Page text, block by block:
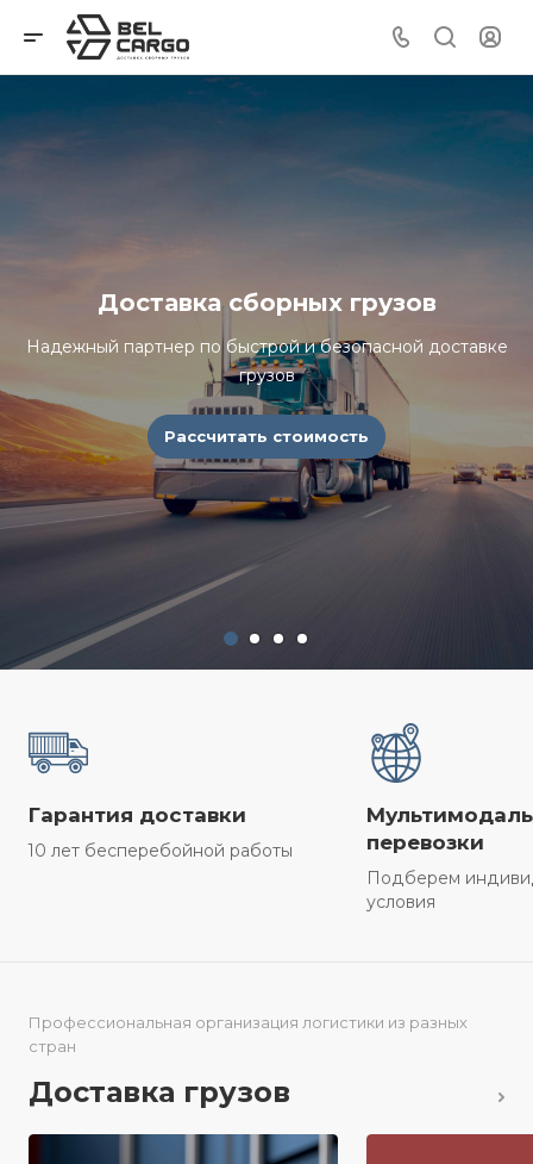
Доставка сборных грузов
Надежный партнер по быстрой и безопасной доставке
грузов
Рассчитать стоимость
Гарантия доставки
10 лет бесперебойной работы
перевозки
Подберем
условия
Профессиональная организация логистики из разных
стран
Доставка грузов